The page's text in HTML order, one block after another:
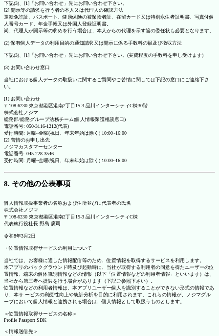
下記(3)、[1]「お問い合わせ」先にお問い合わせ下さい。
[2] 開示等の請求を行う者の本人又は代理人の確認方法
運転免許証、パスポート、健康保険の被保険者証、在留カード又は特別永住者証明書、写真付個
人番号カード、年金手帳又は外国人登録証明書。
尚、代理人が開示等の求めを行う場合は、本人からの代理を示す旨の委任状も必要となります。
(2) 保有個人データの利用目的の通知請求又は開示に係る手数料の額及び徴収方法
下記(3)、[1]「お問い合わせ」先にお問い合わせ下さい。(実費程度の手数料を申し受けます)
(3) お問い合わせ窓口
当社における個人データの取扱いに関するご質問やご苦情に関しては下記の窓口にご連絡下さ
い。
[1] お問い合わせ
〒108-6230 東京都港区港南2丁目15-3 品川インターシティC棟30階
株式会社ノジマ
総務部/総務グループ法務チーム(個人情報保護相談窓口)
電話番号: 050-3116-1212(代表)
受付時間: 月曜~金曜(祝日、年末年始は除く) 10:00~16:00
[2] 苦情のお申し出先
ノジマカスタマーセンター
電話番号: 045-228-3546
受付時間: 月曜~金曜(祝日、年末年始は除く) 10:00~16:00
8. その他の公表事項
個人情報取扱事業者の名称および住所並びに代表者の氏名
株式会社ノジマ
〒108-6230 東京都港区港南2丁目15-3 品川インターシティC棟
代表執行役社長 野島 廣司
令和8年3月2日
・位置情報取得サービスの利用について
当社では、お客様に適した情報配信等のため、位置情報を取得するサービスを利用します。
本アプリのバックグラウンド時及び起動時に、当社が取得する利用者の同意を得たユーザーの位
置情報、端末の個体識別情報などの情報（以下「位置情報などの利用者情報」といいます）は、
当社から第三者へ提供を行う場合があります（下記ご参照下さい）。
位置情報などの利用者情報は、本アプリユーザー個人を識別することができない形式の情報であ
り、本サ ービスの利便性向上や統計分析を目的に利用されます。これらの情報が、ノジマグル
ープにおいて個人情報と連携される場合は、個人情報として取扱うものとします。
＜位置情報取得サービスの名称＞
Profile Passport SDK
＜情報送信先＞